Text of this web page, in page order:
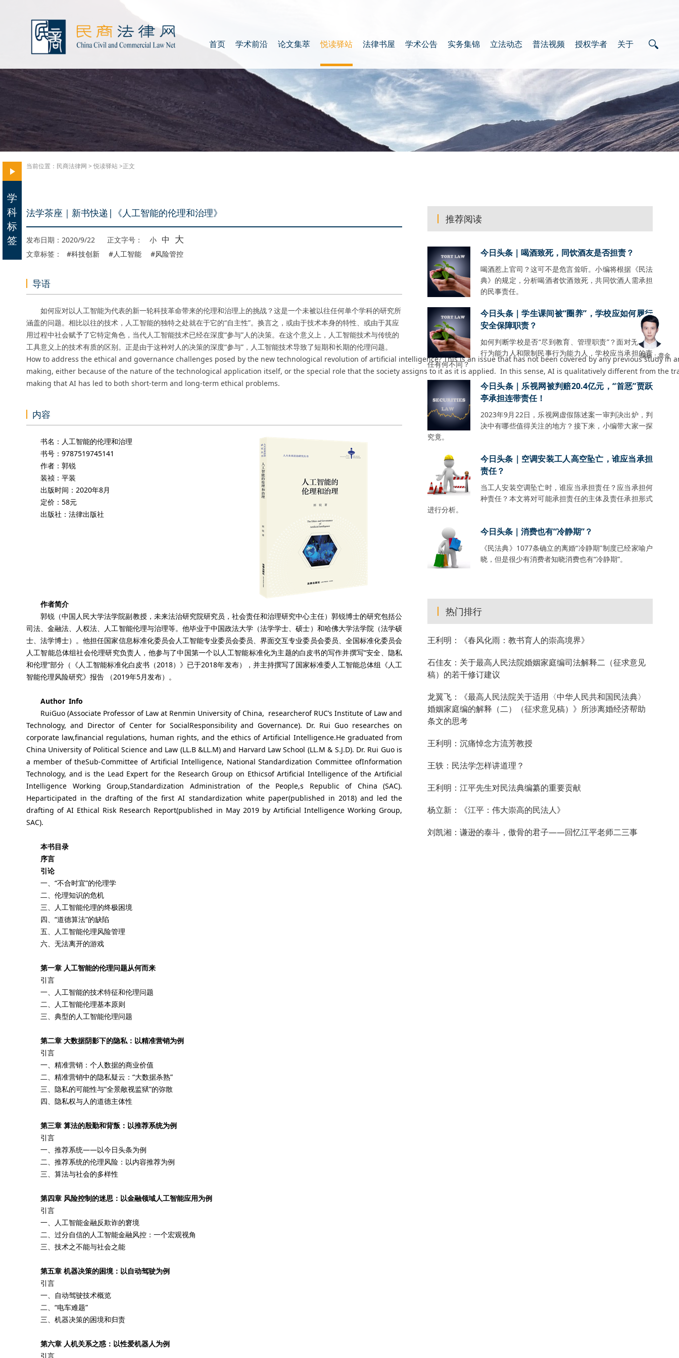
首页 学术前沿 论文集萃 悦读驿站 法律书屋 学术公告 实务集锦 立法动态 普法视频 授权学者 关于
当前位置： 民商法律网 > 悦读驿站>正文
法学茶座｜新书快递|《人工智能的伦理和治理》
发布日期：2020/9/22 正文字号： 小 中 大
文章标签： #科技创新 #人工智能 #风险管控
导语
如何应对以人工智能为代表的新一轮科技革命带来的伦理和治理上的挑战？这是一个未被以往任何单个学科的研究所
涵盖的问题。相比以往的技术，人工智能的独特之处就在于它的“自主性”。换言之，或由于技术本身的特性、或由于其应
用过程中社会赋予了它特定角色，当代人工智能技术已经在深度“参与”人的决策。在这个意义上，人工智能技术与传统的
工具意义上的技术有质的区别。正是由于这种对人的决策的深度“参与”，人工智能技术导致了短期和长期的伦理问题。
How to address the ethical and governance challenges posed by the new technological revolution of artificial intelligence? This is an issue that has not been covered by any previous
making, either because of the nature of the technological application itself, or the special role that the society assigns to it as it is applied. In this sense, AI is qualitatively different from the
making that AI has led to both short-term and long-term ethical problems.
内容
书名：人工智能的伦理和治理
书号：9787519745141
作者：郭锐
装祯：平装
出版时间：2020年8月
定价：58元
出版社：法律出版社
作者简介
郭锐（中国人民大学法学院副教授，未来法治研究院研究员，社会责任和治理研究中心主任）郭锐博士的研究包括公
司法、金融法、人权法、人工智能伦理与治理等。他毕业于中国政法大学（法学学士、硕士）和哈佛大学法学院（法学硕
士、法学博士）。他担任国家信息标准化委员会人工智能专业委员会委员、界面交互专业委员会委员、全国标准化委员会
人工智能总体组社会伦理研究负责人，他参与了中国第一个以人工智能标准化为主题的白皮书的写作并撰写“安全、隐私
和伦理”部分（《人工智能标准化白皮书（2018）》已于2018年发布），并主持撰写了国家标准委人工智能总体组《人工
智能伦理风险研究》报告 （2019年5月发布）。
Author Info
RuiGuo (Associate Professor of Law at Renmin University of China, researcherof RUC’s Institute of Law and
Technology, and Director of Center for SocialResponsibility and Governance). Dr. Rui Guo researches on
corporate law,financial regulations, human rights, and the ethics of Artificial Intelligence.He graduated from
China University of Political Science and Law (LL.B &LL.M) and Harvard Law School (LL.M & S.J.D). Dr. Rui Guo is
a member of theSub-Committee of Artificial Intelligence, National Standardization Committee ofInformation
Technology, and is the Lead Expert for the Research Group on Ethicsof Artificial Intelligence of the Artificial
Intelligence Working Group,Standardization Administration of the People,s Republic of China (SAC).
Heparticipated in the drafting of the first AI standardization white paper(published in 2018) and led the
drafting of AI Ethical Risk Research Report(published in May 2019 by Artificial Intelligence Working Group,
SAC).
本书目录
序言
引论
一、“不合时宜”的伦理学
二、伦理知识的危机
三、人工智能伦理的终极困境
四、“道德算法”的缺陷
五、人工智能伦理风险管理
六、无法离开的游戏
第一章 人工智能的伦理问题从何而来
引言
一、人工智能的技术特征和伦理问题
二、人工智能伦理基本原则
三、典型的人工智能伦理问题
第二章 大数据阴影下的隐私：以精准营销为例
引言
一、精准营销：个人数据的商业价值
二、精准营销中的隐私疑云：“大数据杀熟”
三、隐私的可能性与“全景敞视监狱”的弥散
四、隐私权与人的道德主体性
第三章 算法的殷勤和背叛：以推荐系统为例
引言
一、推荐系统——以今日头条为例
二、推荐系统的伦理风险：以内容推荐为例
三、算法与社会的多样性
第四章 风险控制的迷思：以金融领域人工智能应用为例
引言
一、人工智能金融反欺诈的窘境
二、过分自信的人工智能金融风控：一个宏观视角
三、技术之不能与社会之能
第五章 机器决策的困境：以自动驾驶为例
引言
一、自动驾驶技术概览
二、“电车难题”
三、机器决策的困境和归责
第六章 人机关系之惑：以性爱机器人为例
引言
推荐阅读
今日头条｜喝酒致死，同饮酒友是否担责？
喝酒惹上官司？这可不是危言耸听。小编将根据《民法
典》的规定，分析喝酒者饮酒致死，共同饮酒人需承担
的民事责任。
今日头条｜学生课间被“圈养”，学校应如何履行
安全保障职责？
如何判断学校是否“尽到教育、管理职责”？面对无民事
行为能力人和限制民事行为能力人，学校应当承担的责
任有何不同？
今日头条｜乐视网被判赔20.4亿元，“首恶”贾跃
亭承担连带责任！
2023年9月22日，乐视网虚假陈述案一审判决出炉，判
决中有哪些值得关注的地方？接下来，小编带大家一探
究竟。
今日头条｜空调安装工人高空坠亡，谁应当承担
责任？
当工人安装空调坠亡时，谁应当承担责任？应当承担何
种责任？本文将对可能承担责任的主体及责任承担形式
进行分析。
今日头条｜消费也有“冷静期”？
《民法典》1077条确立的离婚“冷静期”制度已经家喻户
晓，但是很少有消费者知晓消费也有“冷静期”。
热门排行
王利明：《春风化雨：教书育人的崇高境界》
石佳友：关于最高人民法院婚姻家庭编司法解释二（征求意见
稿）的若干修订建议
龙翼飞：《最高人民法院关于适用〈中华人民共和国民法典〉
婚姻家庭编的解释（二）（征求意见稿）》所涉离婚经济帮助
条文的思考
王利明：沉痛悼念方流芳教授
王轶：民法学怎样讲道理？
王利明：江平先生对民法典编纂的重要贡献
杨立新：《江平：伟大崇高的民法人》
刘凯湘：谦逊的泰斗，傲骨的君子——回忆江平老师二三事
编辑：章金
学
科
标
签